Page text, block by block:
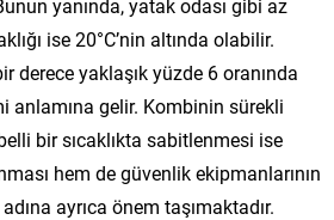
yanında, yatak odası gibi az
ise 20°C’nin altında olabilir.
derece yaklaşık yüzde 6 oranında
anlamına gelir. Kombinin sürekli
bir sıcaklıkta sabitlenmesi ise
hem de güvenlik ekipmanlarının
ayrıca önem taşımaktadır.